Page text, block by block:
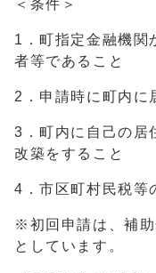
＜条件＞
1．町指定金融機関
者等であること
2．申請時に町内に
3．町内に自己の居
改築をすること
4．市区町村民税等
※初回申請は、補
としています。